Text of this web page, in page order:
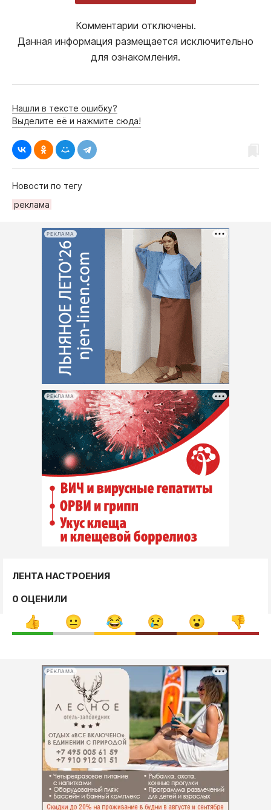
Комментарии отключены.
Данная информация размещается исключительно
для ознакомления.
Нашли в тексте ошибку?
Выделите её и нажмите сюда!
Новости по тегу
реклама
РЕКЛАМА
РЕКЛАМА
ЛЕНТА НАСТРОЕНИЯ
0 ОЦЕНИЛИ
РЕКЛАМА